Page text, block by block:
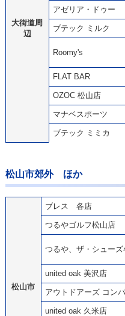
大街道周
辺
アゼリア・ドゥー
ブテック ミルク
Roomy's
FLAT BAR
OZOC 松山店
マナベスポーツ
ブテック ミミカ
松山市郊外 ほか
松山市
ブレス 各店
つるやゴルフ松山店
つるや、ザ・シューズ
united oak 美沢店
アウトドアーズ コン
united oak 久米店